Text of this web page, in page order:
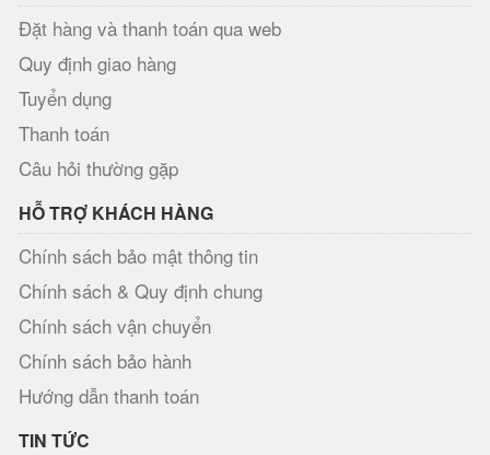
Đặt hàng và thanh toán qua web
Quy định giao hàng
Tuyển dụng
Thanh toán
Câu hỏi thường gặp
HỖ TRỢ KHÁCH HÀNG
Chính sách bảo mật thông tin
Chính sách & Quy định chung
Chính sách vận chuyển
Chính sách bảo hành
Hướng dẫn thanh toán
TIN TỨC